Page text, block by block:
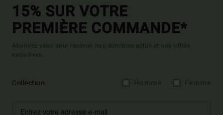
15% SUR VOTRE
PREMIÈRE COMMANDE*
Abonnez-vous pour recevoir nos dernières actus et nos offres
exclusives.
Collection